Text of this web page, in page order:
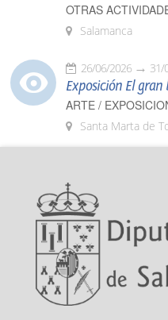
OTRAS
Salamanca
26/06/2026 31/
Exposición El gran
ARTE /
Santa Marta de